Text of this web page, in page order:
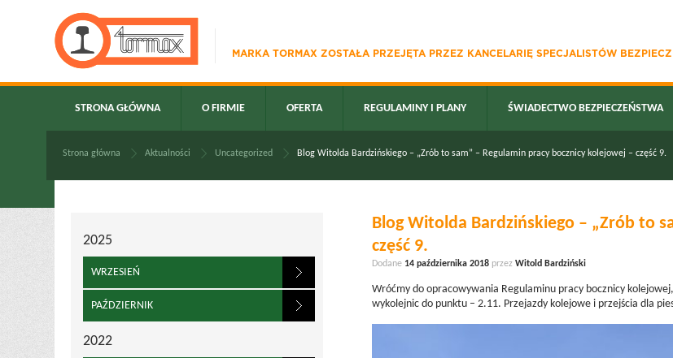
MARKA TORMAX ZOSTAŁA PRZEJĘTA PRZEZ KANCELARIĘ SPECJALISTÓW
STRONA GŁÓWNA O FIRMIE OFERTA REGULAMINY I PLANY ŚWIADECTWO BEZPIECZEŃSTWA
Strona główna Aktualności Uncategorized Blog Witolda Bardzińskiego – „Zrób to sam” – Regulamin pracy bocznicy kolejowej – część 9.
Blog Witolda Bardzińskiego – „Zrób to
część 9.
Dodane 14 października 2018 przez Witold Bardziński
Wróćmy do opracowywania Regulaminu pracy bocznicy
wykolejnic do punktu – 2.11. Przejazdy kolejowe i przejścia dla
2025
WRZESIEŃ
PAŹDZIERNIK
2022